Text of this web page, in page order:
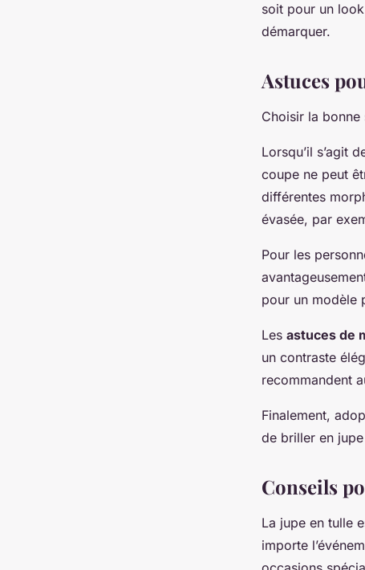
soit pour un
démarquer.
Astuces
Choisir la bonne
Lorsqu’il s’agit
coupe ne peut
différentes
évasée, par
Pour les
pour un modèle
Les astuces de
un contraste
recommandent
Finalement,
de briller en
Conseils
La jupe en tulle
importe